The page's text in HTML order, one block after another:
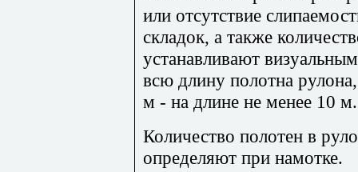
или отсутствие
складок, а также
устанавливают
всю длину полотна
м - на длине не менее 10 м.
Количество полотен в
определяют при намотке.